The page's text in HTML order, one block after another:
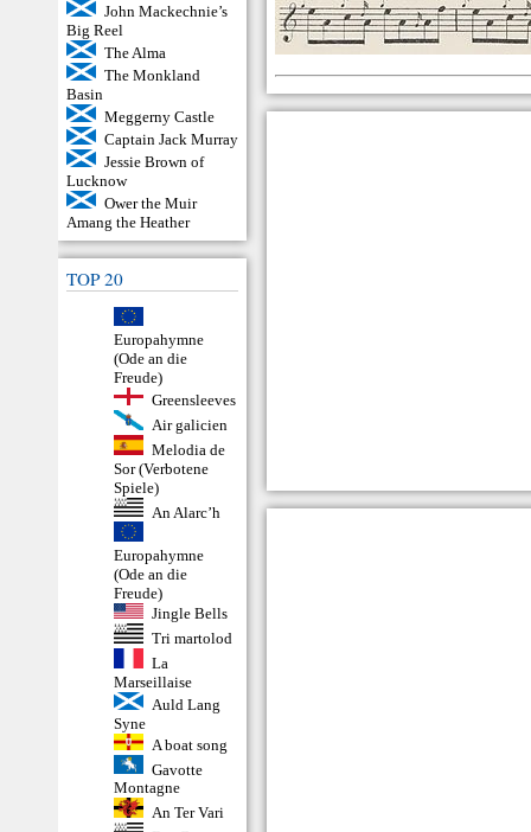
John Mackechnie’s
Big Reel
The Alma
The Monkland
Basin
Meggerny Castle
Captain Jack Murray
Jessie Brown of
Lucknow
Ower the Muir
Amang the Heather
TOP 20
Europahymne
(Ode an die
Freude)
Greensleeves
Air galicien
Melodia de
Sor (Verbotene
Spiele)
An Alarc’h
Europahymne
(Ode an die
Freude)
Jingle Bells
Tri martolod
La
Marseillaise
Auld Lang
Syne
A boat song
Gavotte
Montagne
An Ter Vari